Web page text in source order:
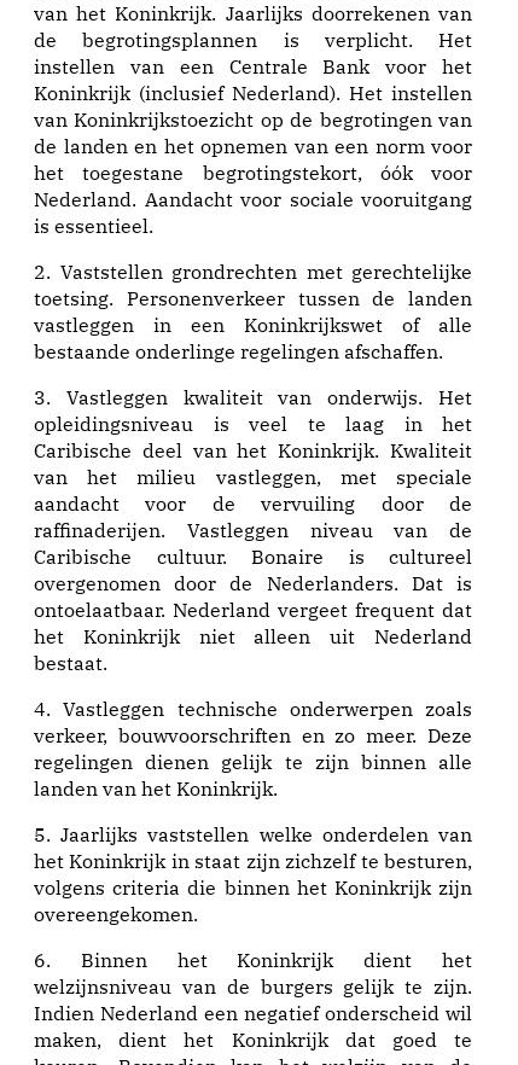
van het Koninkrijk. Jaarlijks doorrekenen van
de begrotingsplannen is verplicht. Het
instellen van een Centrale Bank voor het
Koninkrijk (inclusief Nederland). Het instellen
van Koninkrijkstoezicht op de begrotingen van
de landen en het opnemen van een norm voor
het toegestane begrotingstekort, óók voor
Nederland. Aandacht voor sociale vooruitgang
is essentieel.
2. Vaststellen grondrechten met gerechtelijke
toetsing. Personenverkeer tussen de landen
vastleggen in een Koninkrijkswet of alle
bestaande onderlinge regelingen afschaffen.
3. Vastleggen kwaliteit van onderwijs. Het
opleidingsniveau is veel te laag in het
Caribische deel van het Koninkrijk. Kwaliteit
van het milieu vastleggen, met speciale
aandacht voor de vervuiling door de
raffinaderijen. Vastleggen niveau van de
Caribische cultuur. Bonaire is cultureel
overgenomen door de Nederlanders. Dat is
ontoelaatbaar. Nederland vergeet frequent dat
het Koninkrijk niet alleen uit Nederland
bestaat.
4. Vastleggen technische onderwerpen zoals
verkeer, bouwvoorschriften en zo meer. Deze
regelingen dienen gelijk te zijn binnen alle
landen van het Koninkrijk.
5. Jaarlijks vaststellen welke onderdelen van
het Koninkrijk in staat zijn zichzelf te besturen,
volgens criteria die binnen het Koninkrijk zijn
overeengekomen.
6. Binnen het Koninkrijk dient het
welzijnsniveau van de burgers gelijk te zijn.
Indien Nederland een negatief onderscheid wil
maken, dient het Koninkrijk dat goed te